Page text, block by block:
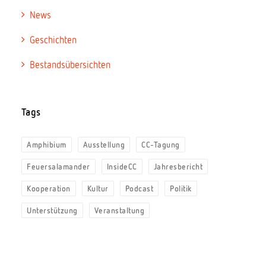
News
Geschichten
Bestandsübersichten
Tags
Amphibium Ausstellung CC-Tagung
Feuersalamander InsideCC Jahresbericht
Kooperation Kultur Podcast Politik
Unterstützung Veranstaltung